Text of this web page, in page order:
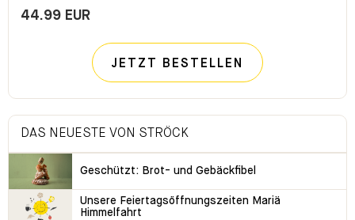
44.99 EUR
JETZT BESTELLEN
DAS NEUESTE VON STRÖCK
Geschützt: Brot- und Gebäckfibel
Unsere Feiertagsöffnungszeiten Mariä
Himmelfahrt